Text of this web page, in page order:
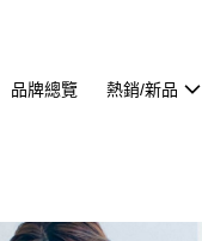
品牌總覽 熱銷/新品